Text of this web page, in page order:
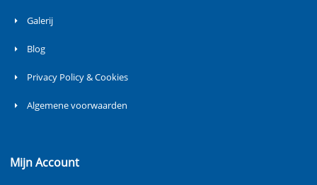
Galerij
Blog
Privacy Policy & Cookies
Algemene voorwaarden
Mijn Account